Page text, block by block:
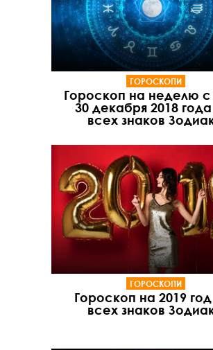
ГОРОСКОПИ
Гороскоп на неделю с
30 декабря 2018
всех знаков
ГОРОСКОПИ
Гороскоп на 2019
всех знаков